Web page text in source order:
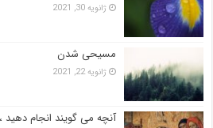
ژانویه 30, 2021
مسیحی شدن
ژانویه 22, 2021
آنچه می گویند انجام دهید